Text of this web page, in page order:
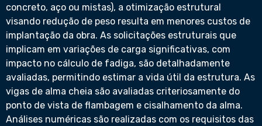
concreto, aço ou mistas), a otimização estrutural
visando redução de peso resulta em menores custos de
implantação da obra. As solicitações estruturais que
implicam em variações de carga significativas, com
impacto no cálculo de fadiga, são detalhadamente
avaliadas, permitindo estimar a vida útil da estrutura. As
vigas de alma cheia são avaliadas criteriosamente do
ponto de vista de flambagem e cisalhamento da alma.
Análises numéricas são realizadas com os requisitos das